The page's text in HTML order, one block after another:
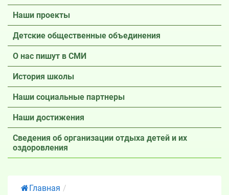
Наши проекты
Детские общественные объединения
О нас пишут в СМИ
История школы
Наши социальные партнеры
Наши достижения
Сведения об организации отдыха детей и их
оздоровления
Главная /